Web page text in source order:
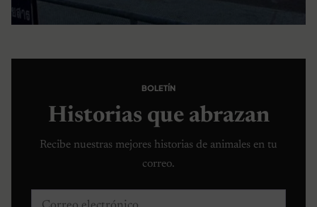
BOLETÍN
Historias que abrazan
Recibe nuestras mejores historias de animales en tu
correo.
Correo electrónico